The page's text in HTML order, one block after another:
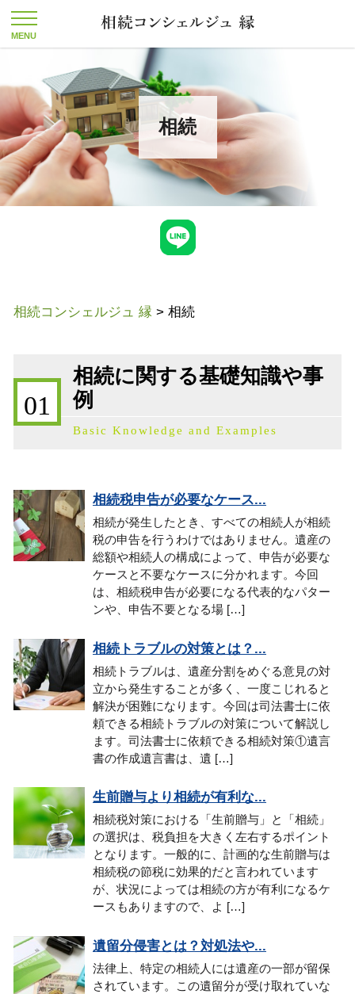
相続
相続コンシェルジュ 縁 > 相続
01
相続に関する基礎知識や事
例
Basic Knowledge and Examples
相続税申告が必要なケース...
相続が発生したとき、すべての相続人が相続
税の申告を行うわけではありません。遺産の
総額や相続人の構成によって、申告が必要な
ケースと不要なケースに分かれます。今回
は、相続税申告が必要になる代表的なパター
ンや、申告不要となる場 […]
相続トラブルの対策とは？...
相続トラブルは、遺産分割をめぐる意見の対
立から発生することが多く、一度こじれると
解決が困難になります。今回は司法書士に依
頼できる相続トラブルの対策について解説し
ます。司法書士に依頼できる相続対策①遺言
書の作成遺言書は、遺 […]
生前贈与より相続が有利な...
相続税対策における「生前贈与」と「相続」
の選択は、税負担を大きく左右するポイント
となります。一般的に、計画的な生前贈与は
相続税の節税に効果的だと言われています
が、状況によっては相続の方が有利になるケ
ースもありますので、よ […]
遺留分侵害とは？対処法や...
法律上、特定の相続人には遺産の一部が留保
されています。この遺留分が受け取れていな